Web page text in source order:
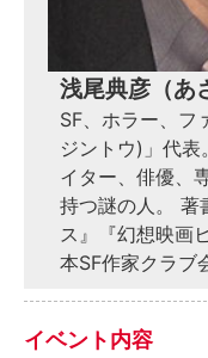
浅尾典彦（あ
SF、ホラー、フ
ジントウ)」代
イター、俳優、
持つ謎の人。 著
ス』『幻想映画
本SF作家クラブ
イベント内容